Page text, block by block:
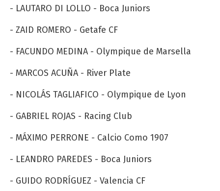
- LAUTARO DI LOLLO - Boca Juniors
- ZAID ROMERO - Getafe CF
- FACUNDO MEDINA - Olympique de Marsella
- MARCOS ACUÑA - River Plate
- NICOLÁS TAGLIAFICO - Olympique de Lyon
- GABRIEL ROJAS - Racing Club
- MÁXIMO PERRONE - Calcio Como 1907
- LEANDRO PAREDES - Boca Juniors
- GUIDO RODRÍGUEZ - Valencia CF